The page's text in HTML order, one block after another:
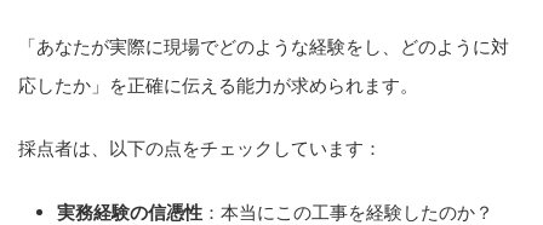
「あなたが実際に現場でどのような経験をし、どのように対
応したか」を正確に伝える能力が求められます。
採点者は、以下の点をチェックしています：
実務経験の信憑性 ：本当にこの工事を経験したのか？